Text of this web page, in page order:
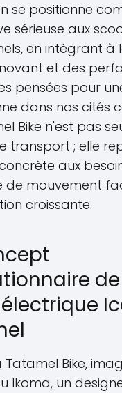
se positionne
sérieuse aux
en intégrant à
et des
pensées pour
dans nos cités
Bike n'est pas
transport ; elle
aux
de mouvement
croissante.
Tatamel Bike,
Ikoma, un